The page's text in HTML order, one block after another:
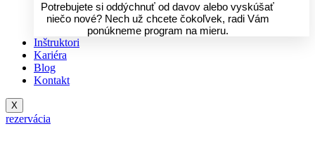
Potrebujete si oddýchnuť od davov alebo vyskúšať
niečo nové? Nech už chcete čokoľvek, radi Vám
ponúkneme program na mieru.
Inštruktori
Kariéra
Blog
Kontakt
X
rezervácia